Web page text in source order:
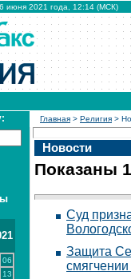
июня 2021 года, 12:14 (МСК)
06
13
Главная > Религия >
Новости
Показаны
Суд
Защита